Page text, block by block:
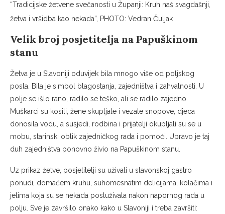
“Tradicijske žetvene svečanosti u Županji: Kruh naš svagdašnji,
žetva i vršidba kao nekada”, PHOTO: Vedran Čuljak
Velik broj posjetitelja na Papuškinom
stanu
Žetva je u Slavoniji oduvijek bila mnogo više od poljskog
posla. Bila je simbol blagostanja, zajedništva i zahvalnosti. U
polje se išlo rano, radilo se teško, ali se radilo zajedno.
Muškarci su kosili, žene skupljale i vezale snopove, djeca
donosila vodu, a susjedi, rodbina i prijatelji okupljali su se u
mobu, starinski oblik zajedničkog rada i pomoći. Upravo je taj
duh zajedništva ponovno živio na Papuškinom stanu.
Uz prikaz žetve, posjetitelji su uživali u slavonskoj gastro
ponudi, domaćem kruhu, suhomesnatim delicijama, kolačima i
jelima koja su se nekada posluživala nakon napornog rada u
polju. Sve je završilo onako kako u Slavoniji i treba završiti: